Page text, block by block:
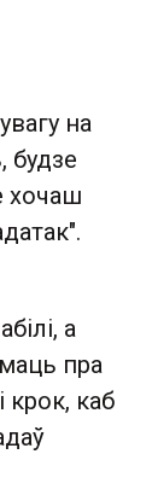
на
будзе
хочаш
а
пра
крок, каб